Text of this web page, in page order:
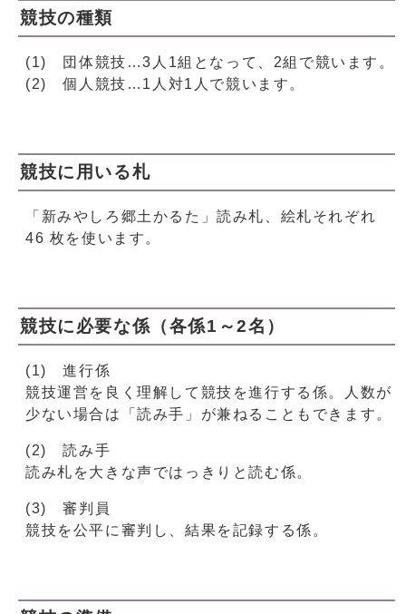
競技の種類
(1) 団体競技…3人1組となって、2組で競います。
(2) 個人競技…1人対1人で競います。
競技に用いる札
「新みやしろ郷土かるた」読み札、絵札それぞれ
46 枚を使います。
競技に必要な係（各係1～2名）
(1) 進行係
競技運営を良く理解して競技を進行する係。人数が
少ない場合は「読み手」が兼ねることもできます。
(2) 読み手
読み札を大きな声ではっきりと読む係。
(3) 審判員
競技を公平に審判し、結果を記録する係。